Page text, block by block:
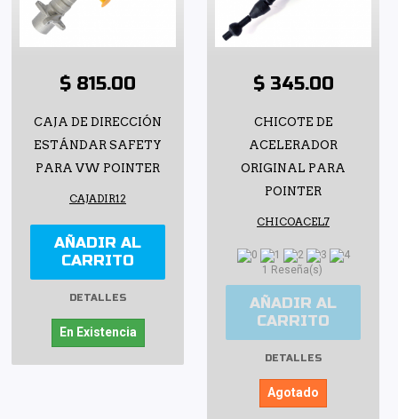
$ 815.00
CAJA DE DIRECCIÓN
ESTÁNDAR SAFETY
PARA VW POINTER
CAJADIR12
AÑADIR AL
CARRITO
DETALLES
En Existencia
$ 345.00
CHICOTE DE
ACELERADOR
ORIGINAL PARA
POINTER
CHICOACEL7
1 Reseña(s)
AÑADIR AL
CARRITO
DETALLES
Agotado